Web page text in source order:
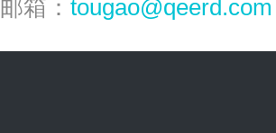
邮箱： tougao@qeerd.com